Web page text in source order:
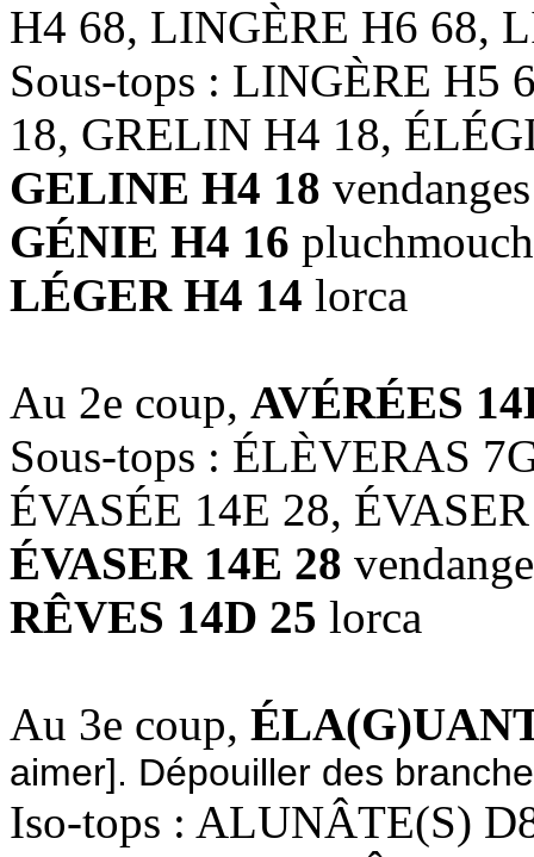
H4 68, LINGÈRE H6 68,
Sous-tops : LINGÈRE H5
18, GRELIN H4 18,
GELINE H4 18 vendanges
GÉNIE H4 16 pluchmouch
LÉGER H4 14 lorca
Au 2e coup, AVÉRÉES
Sous-tops : ÉLÈVERAS
ÉVASÉE 14E 28,
ÉVASER 14E 28
RÊVES 14D 25 lorca
Au 3e coup,
aimer]. Dépouiller des
Iso-tops : ALUNÂTE(S)